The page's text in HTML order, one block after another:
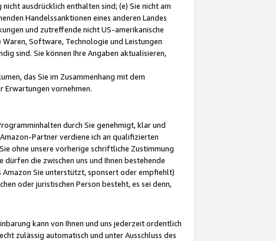
ausdrücklich enthalten sind; (e) Sie nicht am
Handelssanktionen eines anderen Landes
und zutreffende nicht US-amerikanische
Software, Technologie und Leistungen
sind. Sie können Ihre Angaben aktualisieren,
das Sie im Zusammenhang mit dem
Erwartungen vornehmen.
durch Sie genehmigt, klar und
Partner verdiene ich an qualifizierten
ohne unsere vorherige schriftliche Zustimmung
die zwischen uns und Ihnen bestehende
Amazon Sie unterstützt, sponsert oder empfiehlt)
oder juristischen Person besteht, es sei denn,
kann von Ihnen und uns jederzeit ordentlich
zulässig automatisch und unter Ausschluss des